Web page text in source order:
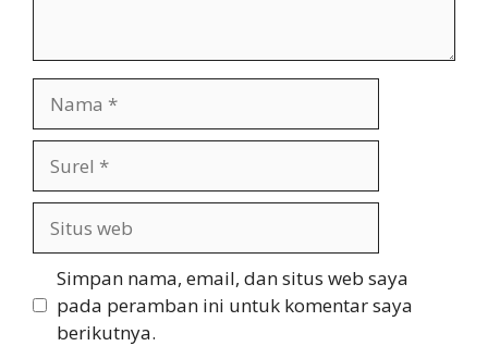
web
Simpan nama, email, dan situs web saya
pada peramban ini untuk komentar saya
berikutnya.